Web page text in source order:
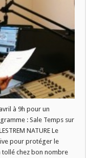
à 9h pour un
: Sale Temps sur
NATURE Le
pour protéger le
tollé chez bon nombre